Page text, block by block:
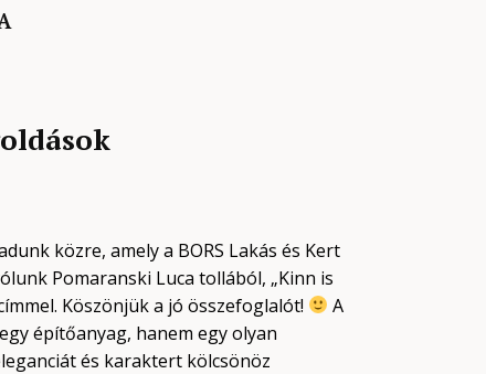
közre, amely a BORS Lakás és Kert
Pomaranski Luca tollából, „Kinn is
Köszönjük a jó összefoglalót!
A
építőanyag, hanem egy olyan
és karaktert kölcsönöz